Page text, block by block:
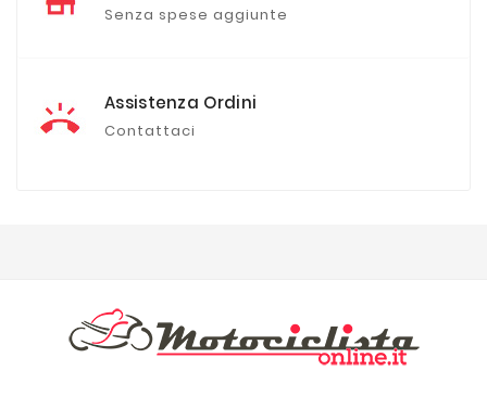
Senza spese aggiunte
Assistenza Ordini
Contattaci